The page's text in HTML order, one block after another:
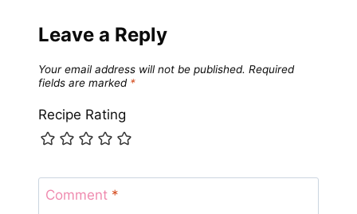
Leave a Reply
Your email address will not be published. Required
fields are marked *
Recipe Rating
Comment *